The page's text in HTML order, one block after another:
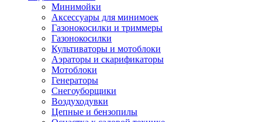
Разветвители и адаптеры прикуривателя
Термохолодильники
Шумоизоляция
Щетки стеклоочистителей
Прочие аксессуары для автомобилей
Велосипеды и самокаты
Электротранспорт
Радиоуправляемые модели
Аксессуары для велосипедов
аксессуары для радиоуправляемых моделей
Расходные материалы
Минимойки
Аксессуары для минимоек
Газонокосилки и триммеры
Газонокосилки
Культиваторы и мотоблоки
Аэраторы и скарификаторы
Мотоблоки
Генераторы
Снегоуборщики
Воздуходувки
Цепные и бензопилы